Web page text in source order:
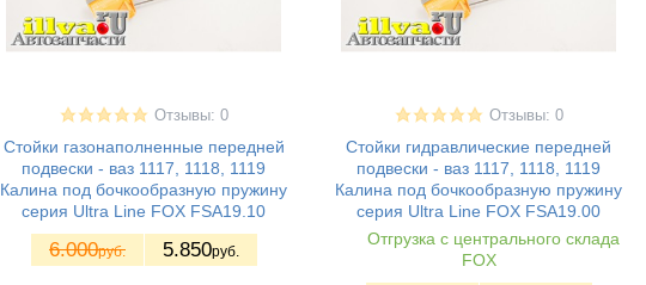
Отзывы: 0
Стойки газонаполненные передней
подвески - ваз 1117, 1118, 1119
Калина под бочкообразную пружину
серия Ultra Line FOX FSA19.10
6.000руб. 5.850руб.
Отзывы: 0
Стойки гидравлические передней
подвески - ваз 1117, 1118, 1119
Калина под бочкообразную пружину
серия Ultra Line FOX FSA19.00
Отгрузка с центрального склада
FOX